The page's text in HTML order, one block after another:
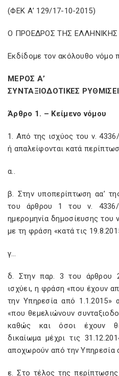
(ΦΕΚ Α’ 129/17-10-2015)
Ο ΠΡΟΕΔΡΟΣ ΤΗΣ
Εκδίδομε τον ακόλουθο νόμο
ΜΕΡΟΣ Α’
ΣΥΝΤΑΞΙΟΔΟΤΙΚΕΣ
Άρθρο 1. – Κείμενο νόμου
1. Από της ισχύος του ν. 4336/
ή απαλείφονται κατά
α..
β. Στην υποπερίπτωση αα’
του άρθρου 1 του ν.
ημερομηνία δημοσίευσης του
με τη φράση «κατά τις
γ…
δ. Στην παρ. 3 του άρθρου
ισχύει, η φράση «που έχουν
την Υπηρεσία από 1.1.2015»
«που θεμελιώνουν
καθώς και όσοι έχουν
δικαίωμα μέχρι τις
αποχωρούν από την Υπηρεσία
ε. Στο τέλος της